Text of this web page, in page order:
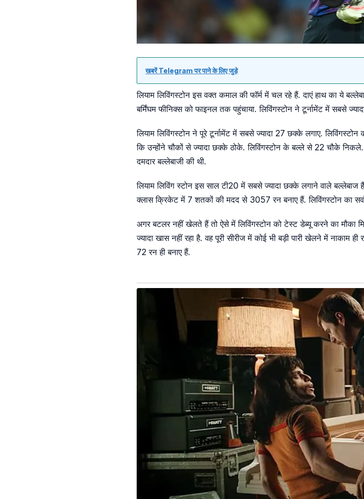
खबरें Telegram पर पाने के लिए जुड़े
लियाम लिविंगस्टोन इस वक्त कमाल की फॉर्म में चल रहे हैं. दाएं हाथ का ये
बर्मिंघम फीनिक्स को फाइनल तक पहुंचाया. लिविंगस्टोन ने टूर्नामेंट में सबसे
लियाम लिविंगस्टोन ने पूरे टूर्नामेंट में सबसे ज्यादा 27 छक्के लगाए.
कि उन्होंने चौकों से ज्यादा छक्के ठोके. लिविंगस्टोन के बल्ले से 22 चौके निकले.
दमदार बल्लेबाजी की थी.
लियाम लिविंग स्टोन इस साल टी20 में सबसे ज्यादा छक्के लगाने वाले बल्लेबाज
क्लास क्रिकेट में 7 शतकों की मदद से 3057 रन बनाए हैं. लिविंगस्टोन का
अगर बटलर नहीं खेलते हैं तो ऐसे में लिविंगस्टोन को टेस्ट डेब्यू करने का मौका
ज्यादा खास नहीं रहा है. वह पूरी सीरीज में कोई भी बड़ी पारी खेलने में
72 रन ही बनाए हैं.